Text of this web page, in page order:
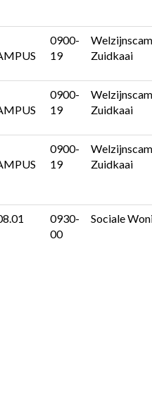
0900-
19
Zuidkaai
0900-
19
Zuidkaai
0900-
19
Zuidkaai
0930-
00
Sociale